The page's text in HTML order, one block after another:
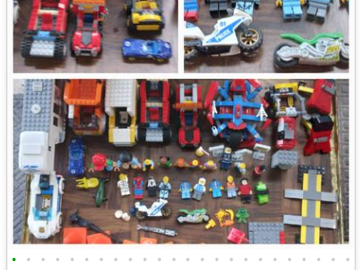
• • • • • • • • • • • • • • • • • • • • • • • •